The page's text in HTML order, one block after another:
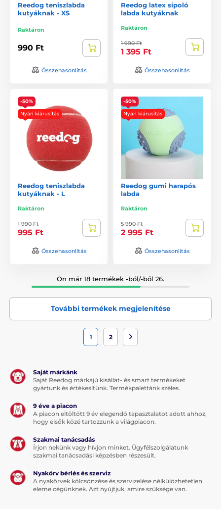
Reedog teniszlabda
kutyáknak - XS
Raktáron
990 Ft
Összehasonlítás
Reedog latex sípoló
labda kutyáknak
Raktáron
1 990 Ft
1 395 Ft
Összehasonlítás
-50%
Nyári kiárusítás
Reedog teniszlabda
kutyáknak - L
Raktáron
1 990 Ft
995 Ft
Összehasonlítás
-50%
Nyári kiárusítás
Reedog gumi harapós
labda
Raktáron
5 990 Ft
2 995 Ft
Összehasonlítás
Ön már 18 termékek -ból/-ből 26.
További termékek megjelenítése
1 2
Saját márkánk
Saját Reedog márkájú kisállat- és smart termékeket
gyártunk és értékesítünk. Termékpalettánk széles.
9 éve a piacon
A piacon eltöltött 9 év elegendő tapasztalatot adott ahhoz,
hogy elsők közé tartozzunk a világpiacon.
Szakmai tanácsadás
Írjon nekünk vagy hívjon minket. Ügyfélszolgálatunk
szakmai tanácsadási képzésben részesült.
Nyakörv bérlés és szerviz
A nyakörvek kölcsönzése és szervizelése nélkülözhetetlen
eleme cégünknek. Azt nyújtjuk, amire szüksége van.